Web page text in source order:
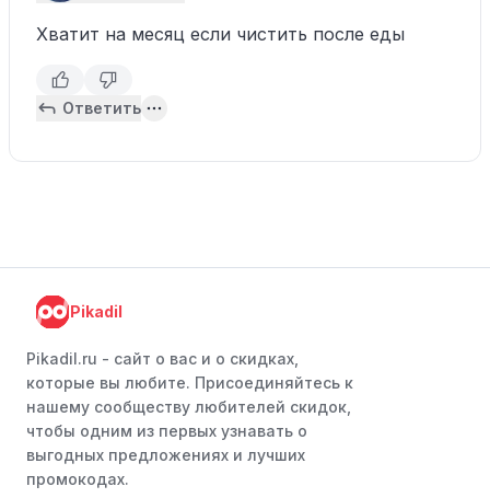
Хватит на месяц если чистить после еды
Ответить
Pikadil
Pikadil.ru - cайт о вас и о скидках,
которые вы любите. Присоединяйтесь к
нашему сообществу любителей скидок,
чтобы одним из первых узнавать о
выгодных предложениях и лучших
промокодах.